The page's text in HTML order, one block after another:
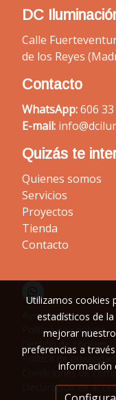
DC
Calle
de los Reyes
Contacto
WhatsApp:606
E-mail:
Quizás te
Quienes somos
Servicios
Proyectos
Tienda
Contacto
Aviso legal
Política de cookies
Gestión de cookies
Política de privacidad
Condiciones de
Declaración de
Utilizamos cookies
estadísticos de
mejorar
preferencias a
información